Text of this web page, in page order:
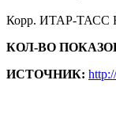
Корр. ИТАР-ТАСС
КОЛ-ВО
ИСТОЧНИК: